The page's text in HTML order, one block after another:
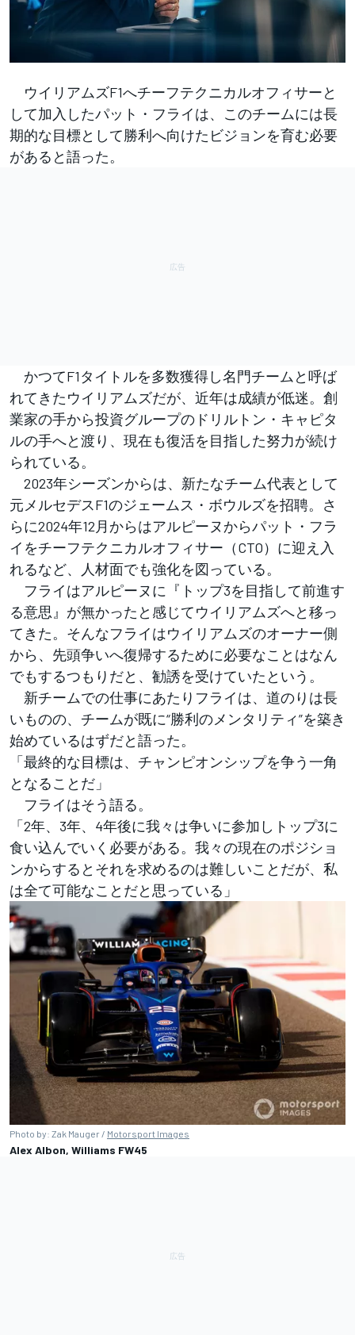
ウイリアムズF1へチーフテクニカルオフィサーと
して加入したパット・フライは、このチームには長
期的な目標として勝利へ向けたビジョンを育む必要
があると語った。
かつてF1タイトルを多数獲得し名門チームと呼ば
れてきたウイリアムズだが、近年は成績が低迷。創
業家の手から投資グループのドリルトン・キャピタ
ルの手へと渡り、現在も復活を目指した努力が続け
られている。
2023年シーズンからは、新たなチーム代表として
元メルセデスF1のジェームス・ボウルズを招聘。さ
らに2024年12月からはアルピーヌからパット・フラ
イをチーフテクニカルオフィサー（CTO）に迎え入
れるなど、人材面でも強化を図っている。
フライはアルピーヌに『トップ3を目指して前進す
る意思』が無かったと感じてウイリアムズへと移っ
てきた。そんなフライはウイリアムズのオーナー側
から、先頭争いへ復帰するために必要なことはなん
でもするつもりだと、勧誘を受けていたという。
新チームでの仕事にあたりフライは、道のりは長
いものの、チームが既に“勝利のメンタリティ”を築き
始めているはずだと語った。
「最終的な目標は、チャンピオンシップを争う一角
となることだ」
フライはそう語る。
「2年、3年、4年後に我々は争いに参加しトップ3に
食い込んでいく必要がある。我々の現在のポジショ
ンからするとそれを求めるのは難しいことだが、私
は全て可能なことだと思っている」
Photo by: Zak Mauger / Motorsport Images
Alex Albon, Williams FW45